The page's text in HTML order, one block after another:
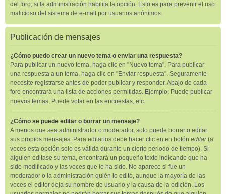
del foro, si la administración habilita la opción. Esto es para prevenir el uso
malicioso del sistema de e-mail por usuarios anónimos.
Publicación de mensajes
¿Cómo puedo crear un nuevo tema o enviar una respuesta?
Para publicar un nuevo tema, haga clic en "Nuevo tema". Para publicar
una respuesta a un tema, haga clic en "Enviar respuesta". Seguramente
necesite registrarse antes de poder publicar y responder. Abajo de cada
foro encontrará una lista de acciones permitidas. Ejemplo: Puede publicar
nuevos temas, Puede votar en las encuestas, etc.
¿Cómo se puede editar o borrar un mensaje?
A menos que sea administrador o moderador, solo puede borrar o editar
sus propios mensajes. Para editarlos debe hacer clic en en botón editar(a
veces esta opción solo es válida durante un cierto periodo de tiempo). Si
alguien editase su tema, encontrará un pequeño texto indicando que ha
sido modificado y las veces que lo ha sido. No aparece si fue un
moderador o la administración quién lo editó, aunque la mayoría de las
veces el editor deja su nombre de usuario y la causa de la edición. Los